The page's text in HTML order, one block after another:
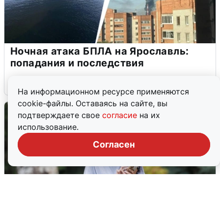
На информационном ресурсе применяются
cookie-файлы. Оставаясь на сайте, вы
подтверждаете свое согласие на их
использование.
Согласен
Ночная атака БПЛА на Ярославль:
попадания и последствия